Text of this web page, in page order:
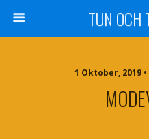
TUN OCH
1 Oktober, 2019